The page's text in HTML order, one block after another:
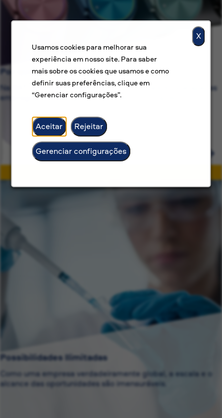
X
Usamos cookies para melhorar sua
experiência em nosso site. Para saber
mais sobre os cookies que usamos e como
definir suas preferências, clique em
“Gerenciar configurações”.
Aceitar Rejeitar
Gerenciar configurações
Por que a BAT?
Na BAT, estamos comprometidos com mais do que apenas
empregos — oferecemos carreiras com propósito.
Possibilidades Ilimitadas
Como uma empresa verdadeiramente global, a escala e o
alcance das oportunidades são imensuráveis.